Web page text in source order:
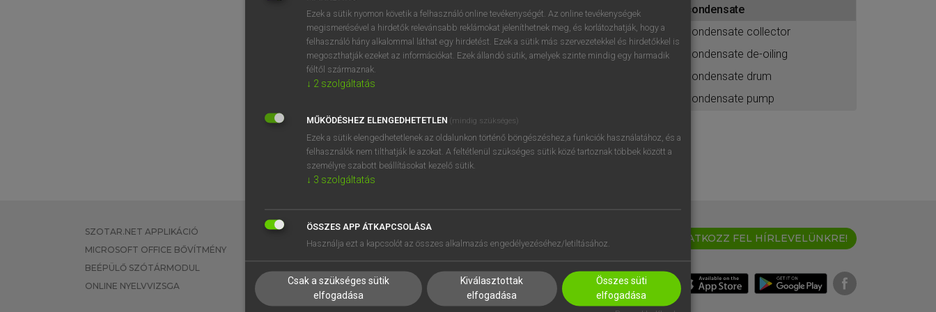
BELÉPÉS
próbaverziójának elindításához
regisztrálok ésbelépek.
REGISZTRÁCIÓ
condensate
condensate collector
condensate de-oiling
condensate drum
condensate pump
SZOTAR.NET APPLIKÁCIÓ
MICROSOFT OFFICE BŐVÍTMÉNY
BEÉPÜLŐ SZÓTÁRMODUL
ONLINE NYELVVIZSGA
EGYÉNI FELHASZNÁLÓKNAK
TANULÓKNAK
VÁLLALATI MEGOLDÁSOK
SÚGÓ
RÓLUNK
SÜTI BEÁLLÍTÁSOK
IRATKOZZ FEL HÍRLEVELÜNKRE!
Ezek a sütik nyomon követik a felhasználó online tevékenységét. Az online tevékenységek
megismerésével a hirdetők relevánsabb reklámokat jeleníthetnek meg, és korlátozhatják, hogy a
felhasználó hány alkalommal láthat egy hirdetést. Ezek a sütik más szervezetekkel és hirdetőkkel is
megoszthatják ezeket az információkat. Ezek állandó sütik, amelyek szinte mindig egy harmadik
féltől származnak.
↓ 2 szolgáltatás
MŰKÖDÉSHEZ ELENGEDHETETLEN (mindig szükséges)
Ezek a sütik elengedhetetlenek az oldalunkon történő böngészéshez,a funkciók használatához, és a
felhasználók nem tilthatják le azokat. A feltétlenül szükséges sütik közé tartoznak többek között a
személyre szabott beállításokat kezelő sütik.
↓ 3 szolgáltatás
ÖSSZES APP ÁTKAPCSOLÁSA
Használja ezt a kapcsolót az összes alkalmazás engedélyezéséhez/letiltásához.
Csak a szükséges sütik
elfogadása
Kiválasztottak
elfogadása
Összes süti
elfogadása